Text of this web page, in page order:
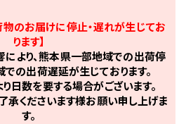
物のお届けに停止・遅れが生じてお
ります】
より、熊本県一部地域での出荷停
の出荷遅延が生じております。
日数を要する場合がございます。
承くださいます様お願い申し上げま
す。